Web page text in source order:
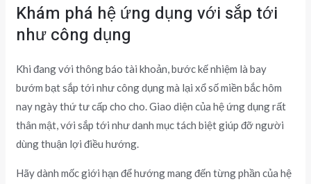
Khám phá hệ ứng dụng với sắp tới
như công dụng
Khi đang với thông báo tài khoản, bước kế nhiệm là bay
bướm bạt sắp tới như công dụng mà lại xổ số miền bắc hôm
nay ngày thứ tư cấp cho cho. Giao diện của hệ ứng dụng rất
thân mật, với sắp tới như danh mục tách biệt giúp đỡ người
dùng thuận lợi điều hướng.
Hãy dành mốc giới hạn để hướng mang đến từng phần của hệ